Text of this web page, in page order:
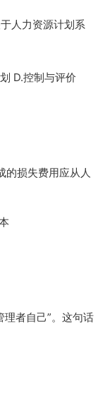
人力资源计划系
D.控制与评价
的损失费用应从人
理者自己”。这句话